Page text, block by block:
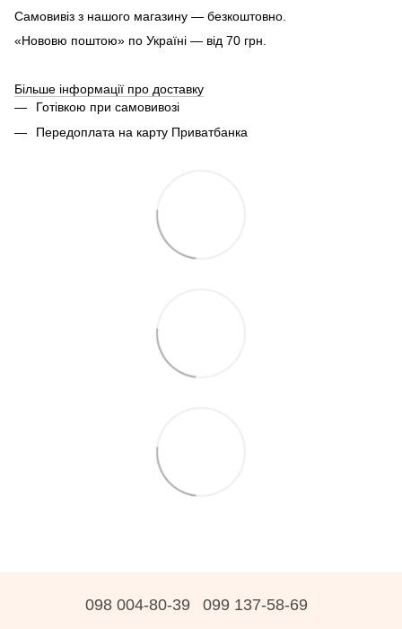
Самовивіз з нашого магазину — безкоштовно.
«Нововю поштою» по Україні — від 70 грн.
Більше інформації про доставку
Готівкою при самовивозі
Передоплата на карту Приватбанка
098 004-80-39 099 137-58-69